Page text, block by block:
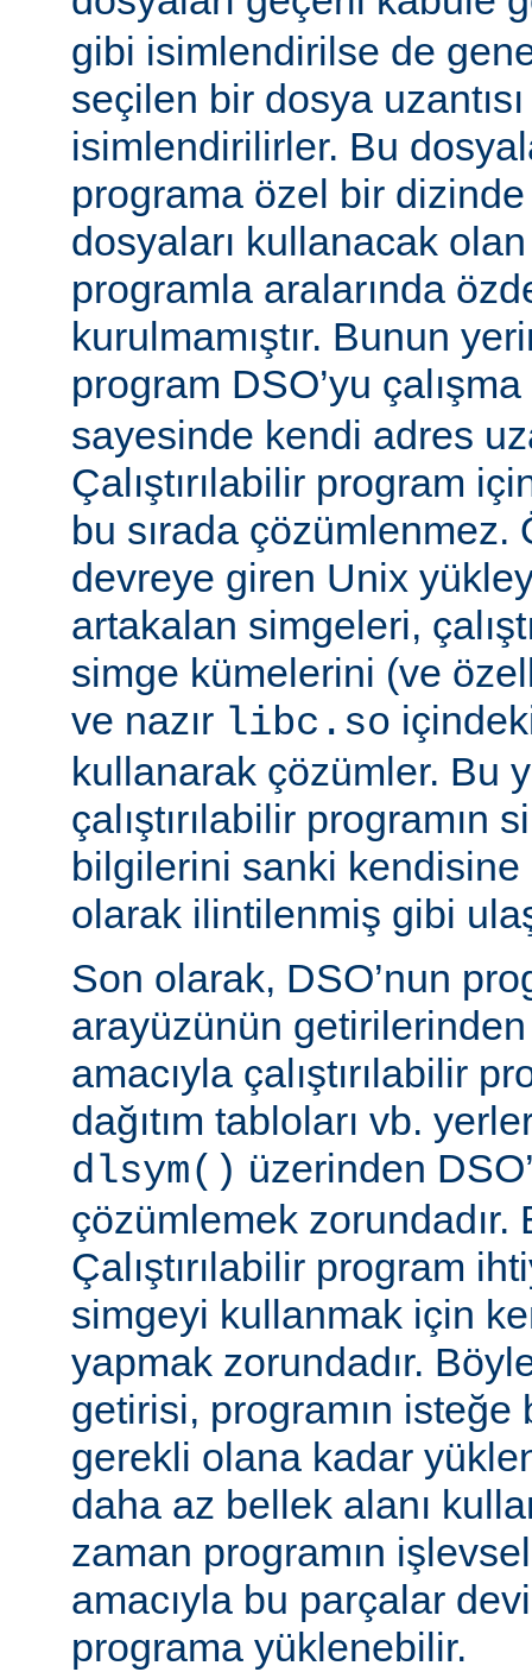
gibi isimlendirilse de
seçilen bir dosya
isimlendirilirler. Bu
programa özel bir
dosyaları kullanacak olan
programla aralarında
kurulmamıştır. Bunun
program DSO’yu
sayesinde kendi adres
Çalıştırılabilir program
bu sırada
devreye giren Unix
artakalan simgeleri,
simge kümelerini (ve
ve nazır libc.so
kullanarak çözümler. Bu
çalıştırılabilir programın
bilgilerini sanki
olarak ilintilenmiş gibi
Son olarak, DSO’nun
arayüzünün
amacıyla çalıştırılabilir
dağıtım tabloları vb.
dlsym() üzerinden
çözümlemek
Çalıştırılabilir program
simgeyi kullanmak için
yapmak zorundadır.
getirisi, programın isteğe
gerekli olana kadar
daha az bellek alanı
zaman programın
amacıyla bu parçalar
programa yüklenebilir.